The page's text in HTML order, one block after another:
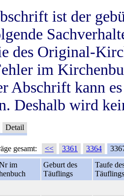
ist der
des Original-
im
Abschrift kann
Deshalb wird
Detail
gesamt: << 3361 3364
im
Geburt des
Täuflings
Taufe
Täuflings